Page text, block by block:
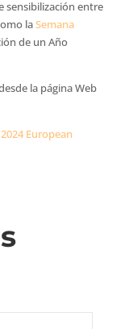
sensibilización entre
laSemana
de un Año
la página Web
European